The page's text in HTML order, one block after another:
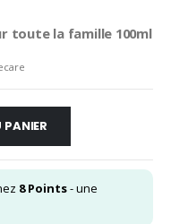
toute la famille 100ml
8Points- une